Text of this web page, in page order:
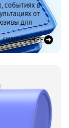
событиях в
от
для
ПОДРОБНЕЕ